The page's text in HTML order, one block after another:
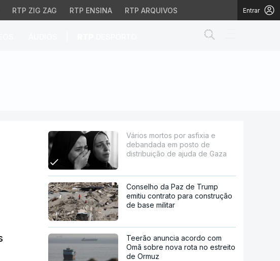
RTP ZIG ZAG RTP ENSINA RTP ARQUIVOS Entrar
em posto de distribuição
Vários mortos por asfixia e
debandada em posto de
distribuição de ajuda de Gaza
Conselho da Paz de Trump
emitiu contrato para construção
de base militar
Teerão anuncia acordo com
Omã sobre nova rota no estreito
de Ormuz